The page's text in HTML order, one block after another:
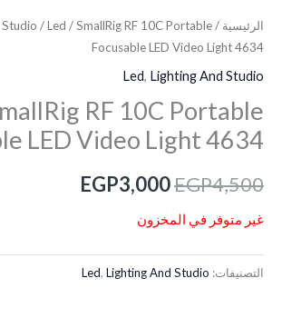
الرئيسية /
/Led / SmallRig RF 10C Portable
Focusable LED Video Light 4634
Led, Lighting And Studio
RF 10C Portable
LED Video Light 4634
EGP4,500
EGP3,000
غير متوفر في المخزون
التصنيفات: Led, Lighting And Studio